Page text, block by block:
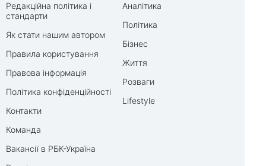
Редакційна політика і
стандарти
Як стати нашим автором
Правила користування
Правова інформація
Політика конфіденційності
Контакти
Команда
Вакансії в РБК-Україна
Аналітика
Політика
Бізнес
Життя
Розваги
Lifestyle